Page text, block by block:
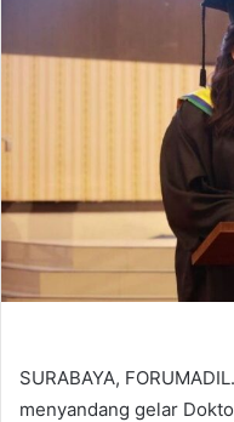
SURABAYA,
menyandang gelar